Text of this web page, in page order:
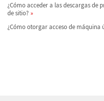
¿Cómo acceder a las descargas de
de sitio?
¿Cómo otorgar acceso de máquina